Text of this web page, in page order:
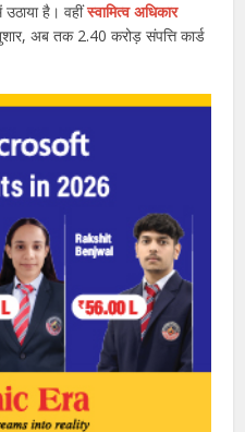
है। वहींस्वामित्व अधिकार
अब तक 2.40 करोड़ संपत्ति कार्ड